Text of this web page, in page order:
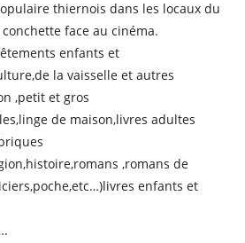
thiernois dans les locaux du
face au cinéma.
enfants et
la vaisselle et autres
,petit et gros
de maison,livres adultes
,romans de
enfants et